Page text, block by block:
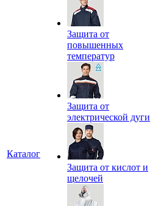
Каталог
Защита от
повышенных
температур
Защита от
электрической дуги
Защита от кислот и
щелочей